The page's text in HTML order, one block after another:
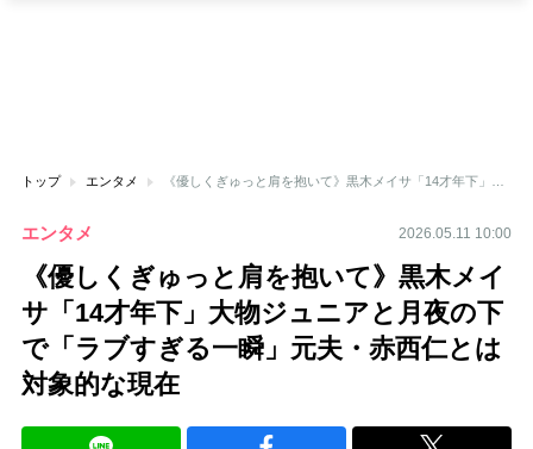
トップ エンタメ
エンタメ 2026.05.11 10:00
《優しくぎゅっと肩を抱いて》黒木メイ
サ「14才年下」大物ジュニアと月夜の下
で「ラブすぎる一瞬」元夫・赤西仁とは
対象的な現在